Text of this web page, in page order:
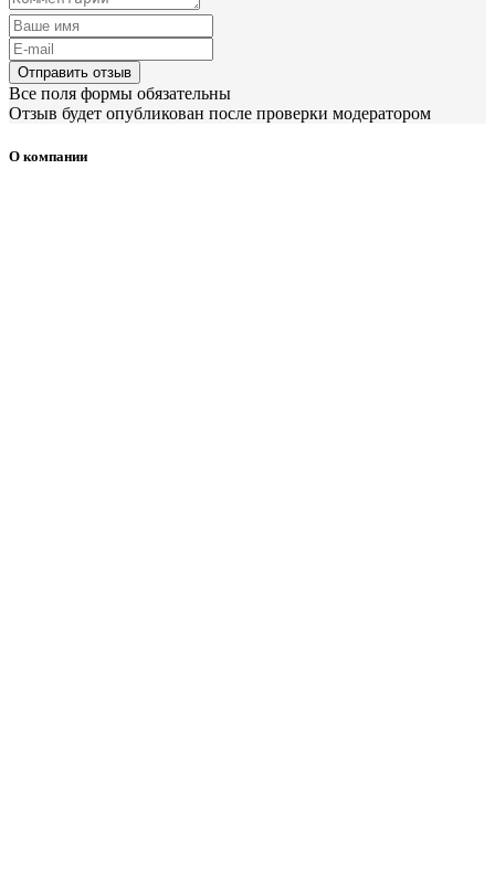
Отправить отзыв
Все поля формы обязательны
Отзыв будет опубликован после проверки модератором
О компании